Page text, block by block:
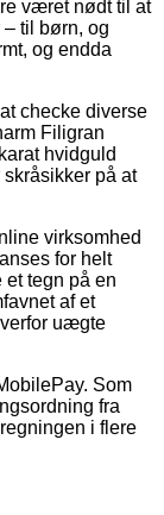
været nødt til at
til børn, og
og endda
checke diverse
Filigran
hvidguld
på at
virksomhed
for helt
tegn på en
af et
uægte
Som
fra
i flere